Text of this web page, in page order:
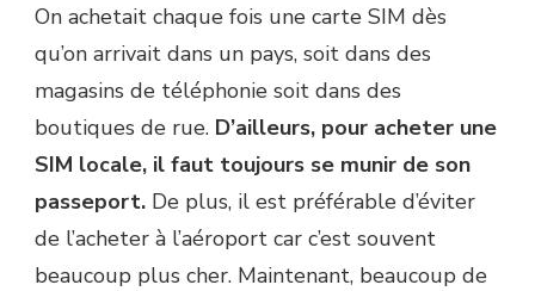
On achetait chaque fois une carte SIM dès
qu’on arrivait dans un pays, soit dans des
magasins de téléphonie soit dans des
boutiques de rue. D’ailleurs, pour acheter une
SIM locale, il faut toujours se munir de son
passeport. De plus, il est préférable d’éviter
de l’acheter à l’aéroport car c’est souvent
beaucoup plus cher. Maintenant, beaucoup de